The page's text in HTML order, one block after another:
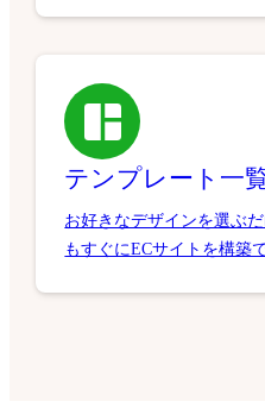
テンプレート一
お好きなデザインを選ぶ
もすぐにECサイトを構築